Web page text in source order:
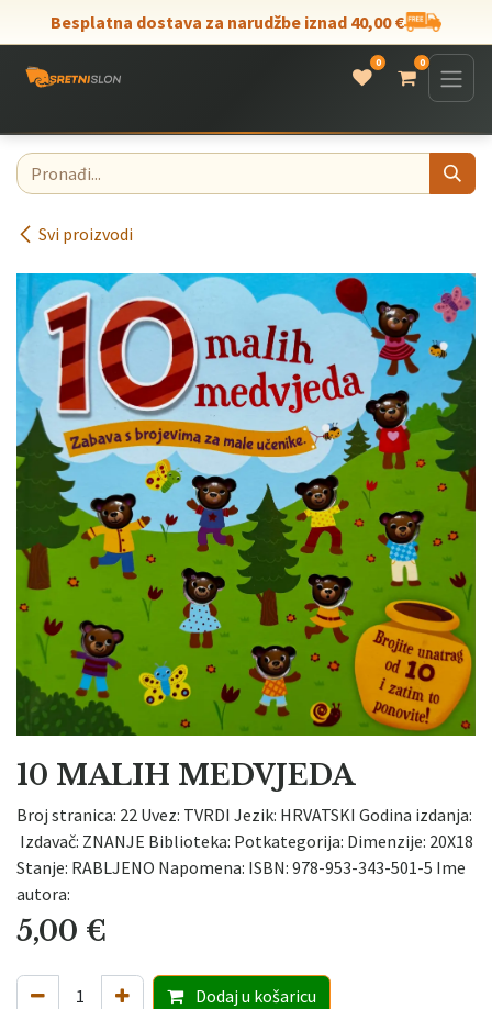
Skip to Content
Besplatna dostava za narudžbe iznad 40,00 €
0 0
Svi proizvodi
10 MALIH MEDVJEDA
Broj stranica: 22 Uvez: TVRDI Jezik: HRVATSKI Godina izdanja:
Izdavač: ZNANJE Biblioteka: Potkategorija: Dimenzije: 20X18
Stanje: RABLJENO Napomena: ISBN: 978-953-343-501-5 Ime
autora:
5,00 €
Dodaju košaricu